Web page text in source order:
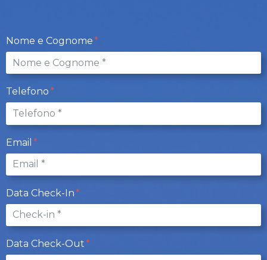
Nome e Cognome
Telefono
Email
Data Check-In
Data Check-Out